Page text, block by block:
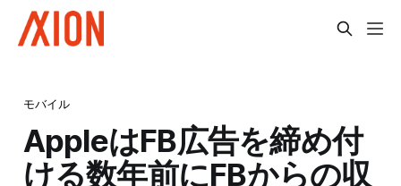
モバイル
AppleはFB広告を締め付
ける数年前にFBからの収